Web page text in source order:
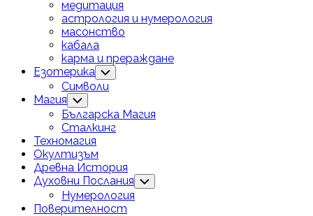
медитация
астрология и нумерология
масонство
кабала
карма и прераждане
Current
Page
Parent
Езотерика Toggle
Child
Menu
Символи
Current
Page
Parent
Магия Toggle
Child
Menu
Българска Магия
Сталкинг
Техномагия
Окултизъм
Current
Page
Parent
Древна История
Current
Page
Parent
Духовни Послания Toggle
Child
Нумерология
Поверителност